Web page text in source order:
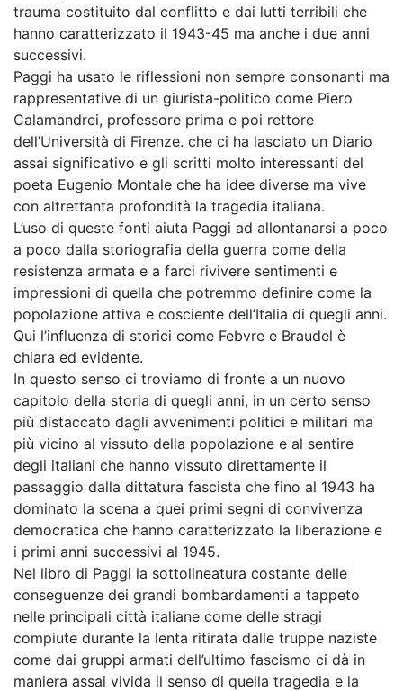
trauma costituito dal conflitto e dai lutti terribili che
hanno caratterizzato il 1943-45 ma anche i due anni
successivi.
Paggi ha usato le riflessioni non sempre consonanti ma
rappresentative di un giurista-politico come Piero
Calamandrei, professore prima e poi rettore
dell’Università di Firenze. che ci ha lasciato un Diario
assai significativo e gli scritti molto interessanti del
poeta Eugenio Montale che ha idee diverse ma vive
con altrettanta profondità la tragedia italiana.
L’uso di queste fonti aiuta Paggi ad allontanarsi a poco
a poco dalla storiografia della guerra come della
resistenza armata e a farci rivivere sentimenti e
impressioni di quella che potremmo definire come la
popolazione attiva e cosciente dell’Italia di quegli anni.
Qui l’influenza di storici come Febvre e Braudel è
chiara ed evidente.
In questo senso ci troviamo di fronte a un nuovo
capitolo della storia di quegli anni, in un certo senso
più distaccato dagli avvenimenti politici e militari ma
più vicino al vissuto della popolazione e al sentire
degli italiani che hanno vissuto direttamente il
passaggio dalla dittatura fascista che fino al 1943 ha
dominato la scena a quei primi segni di convivenza
democratica che hanno caratterizzato la liberazione e
i primi anni successivi al 1945.
Nel libro di Paggi la sottolineatura costante delle
conseguenze dei grandi bombardamenti a tappeto
nelle principali città italiane come delle stragi
compiute durante la lenta ritirata dalle truppe naziste
come dai gruppi armati dell’ultimo fascismo ci dà in
maniera assai vivida il senso di quella tragedia e la